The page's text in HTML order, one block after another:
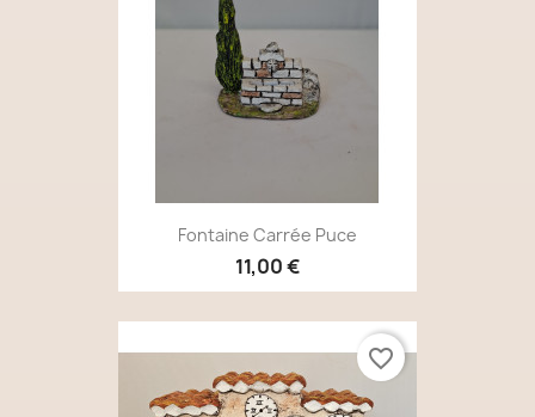
Fontaine Carrée Puce
11,00 €
favorite_border